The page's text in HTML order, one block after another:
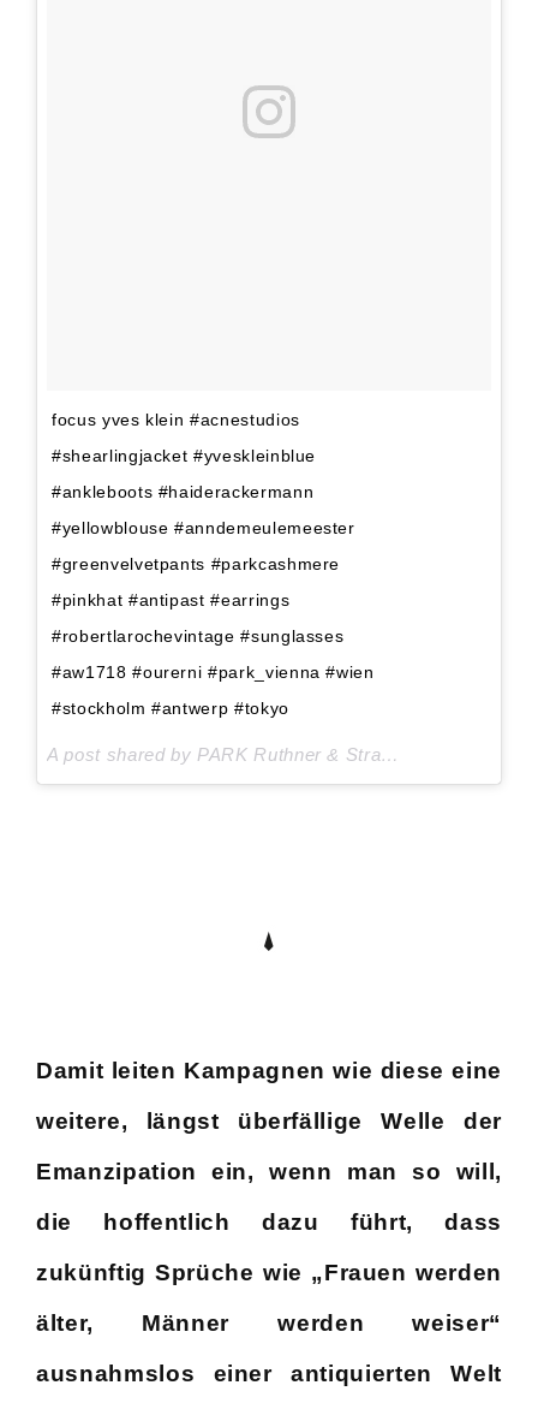
focus yves klein #acnestudios
#shearlingjacket #yveskleinblue
#ankleboots #haiderackermann
#yellowblouse #anndemeulemeester
#greenvelvetpants #parkcashmere
#pinkhat #antipast #earrings
#robertlarochevintage #sunglasses
#aw1718 #ourerni #park_vienna #wien
#stockholm #antwerp #tokyo
A post shared by PARK Ruthner & Strasser GmbH (@park_wien) on
Damit leiten Kampagnen wie diese eine
weitere, längst überfällige Welle der
Emanzipation ein, wenn man so will,
die hoffentlich dazu führt, dass
zukünftig Sprüche wie „Frauen werden
älter, Männer werden weiser“
ausnahmslos einer antiquierten Welt